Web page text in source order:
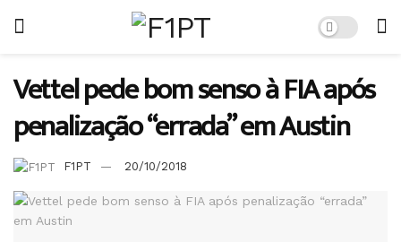
Vettel pede bom senso à FIA após
penalização “errada” em Austin
F1PT 20/10/2018